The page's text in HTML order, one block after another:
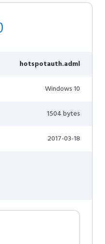
hotspotauth.adml
Windows 10
1504 bytes
2017-03-18